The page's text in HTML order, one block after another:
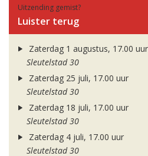
Uitzending gemist?
Luister terug
Zaterdag 1 augustus, 17.00 uur
Sleutelstad 30
Zaterdag 25 juli, 17.00 uur
Sleutelstad 30
Zaterdag 18 juli, 17.00 uur
Sleutelstad 30
Zaterdag 4 juli, 17.00 uur
Sleutelstad 30